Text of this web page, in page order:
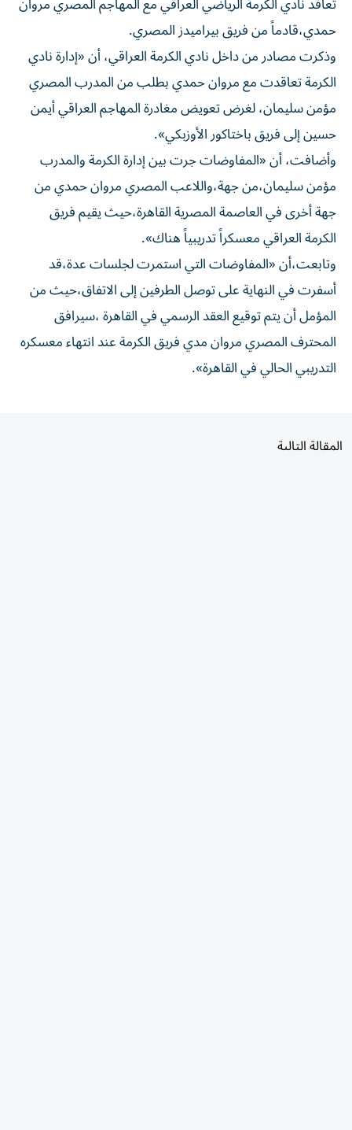
حمدي،قادماً من فريق بيراميدز المصري.
وذكرت مصادر من داخل نادي الكرمة العراقي، أن «إدارة نادي
الكرمة تعاقدت مع مروان حمدي بطلب من المدرب المصري
مؤمن سليمان، لغرض تعويض مغادرة المهاجم العراقي أيمن
حسين إلى فريق باختاكور الأوزبكي».
وأضافت، أن «المفاوضات جرت بين إدارة الكرمة والمدرب
مؤمن سليمان،من جهة،واللاعب المصري مروان حمدي من
جهة أخرى في العاصمة المصرية القاهرة،حيث يقيم فريق
الكرمة العراقي معسكراً تدريبياً هناك».
وتابعت،أن «المفاوضات التي استمرت لجلسات عدة،قد
أسفرت في النهاية على توصل الطرفين إلى الاتفاق،حيث من
المؤمل أن يتم توقيع العقد الرسمي في القاهرة ،سيرافق
المحترف المصري مروان مدي فريق الكرمة عند انتهاء معسكره
التدريبي الحالي في القاهرة».